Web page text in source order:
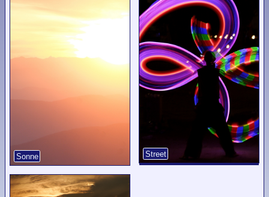
Sonne Street